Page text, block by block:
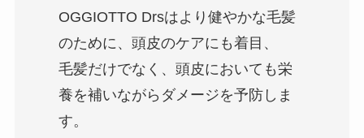
OGGIOTTO Drsはより健やかな毛髪
のために、頭皮のケアにも着目、
毛髪だけでなく、頭皮においても栄
養を補いながらダメージを予防しま
す。